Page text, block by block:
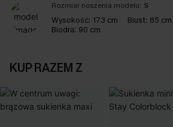
Rozmiar noszenia modelu: S
Wysokość: 173 cm Biust: 85 cm
Biodra: 90 cm
KUP RAZEM Z